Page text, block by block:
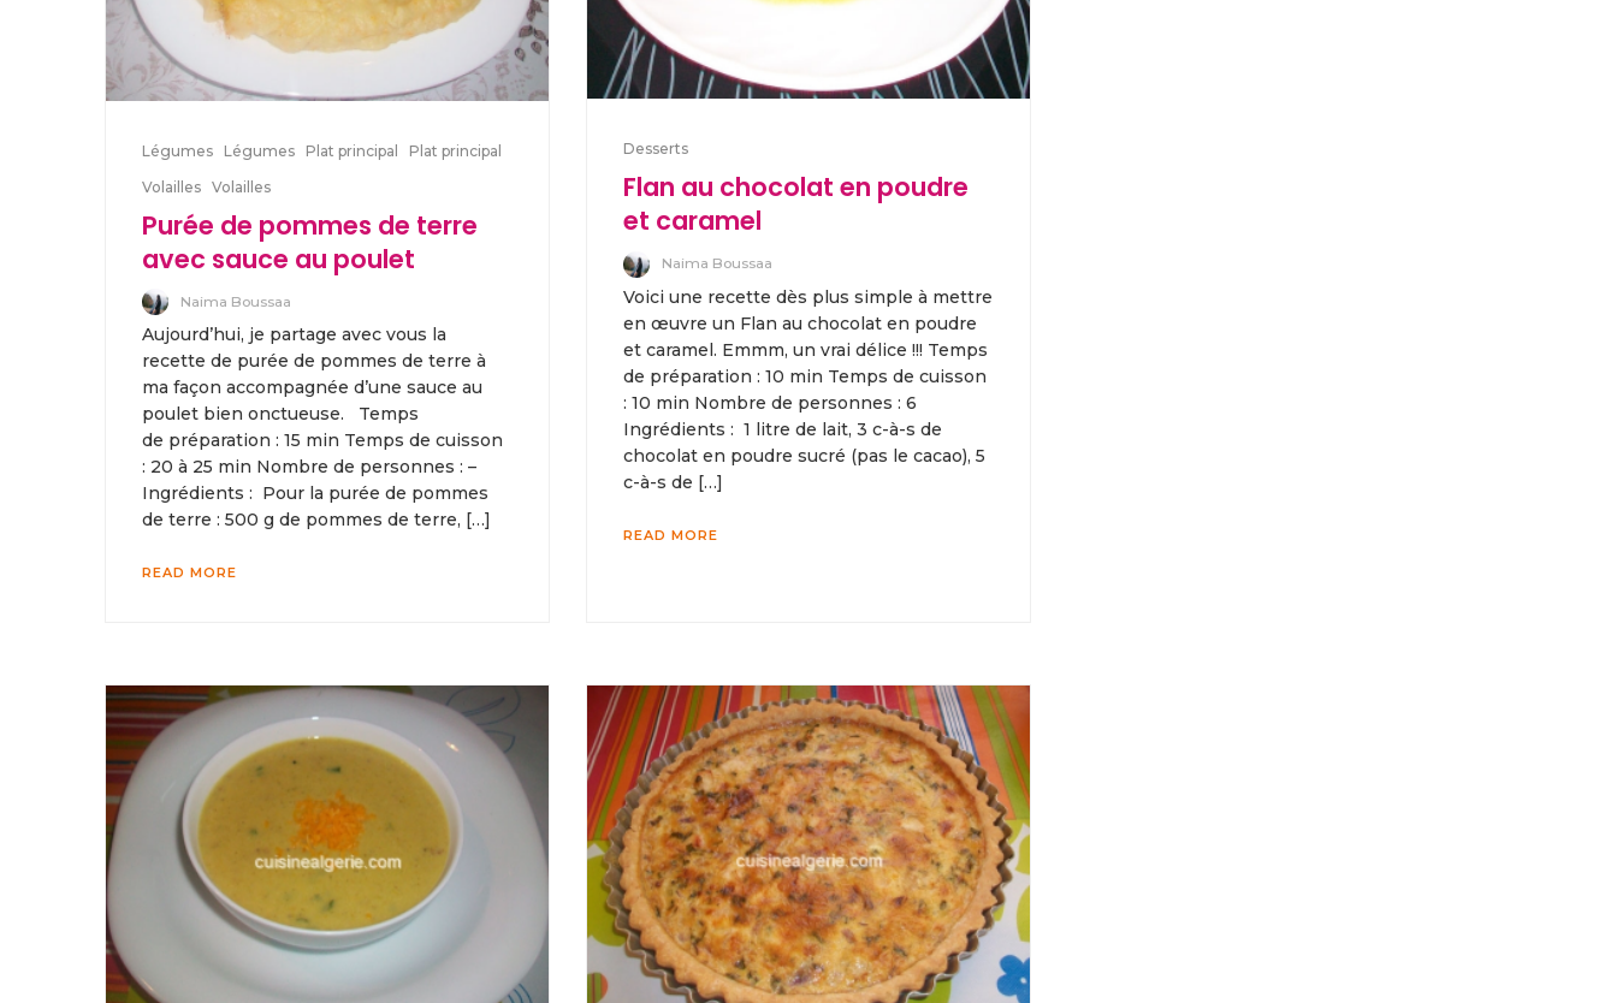
Légumes Légumes Plat principal
Plat principal
Volailles Volailles
Purée de pommes de terre
avec sauce au poulet
Naima Boussaa
Aujourd’hui, je partage avec vous la
recette de purée de pommes de terre à
ma façon accompagnée d’une sauce au
poulet bien onctueuse. Temps
de préparation : 15 min Temps de cuisson
: 20 à 25 min Nombre de personnes : –
Ingrédients : Pour la purée de pommes
de terre : 500 g de pommes de terre, […]
READ MORE
Desserts
Flan au chocolat en poudre
et caramel
Naima Boussaa
Voici une recette dès plus simple à mettre
en œuvre un Flan au chocolat en poudre
et caramel. Emmm, un vrai délice !!! Temps
de préparation : 10 min Temps de cuisson
: 10 min Nombre de personnes : 6
Ingrédients : 1 litre de lait, 3 c-à-s de
chocolat en poudre sucré (pas le cacao), 5
c-à-s de […]
READ MORE